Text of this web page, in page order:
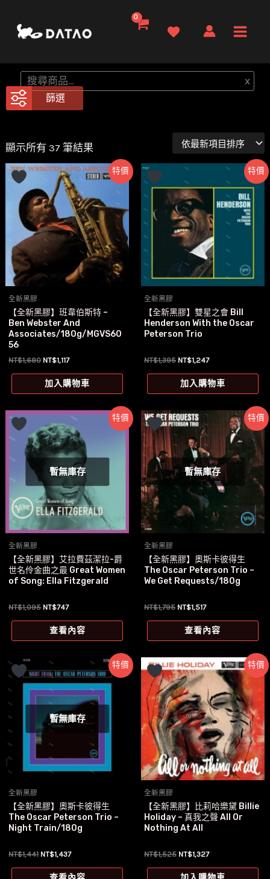
要
內
Menu
搜
尋
x
篩選
顯示所有 37 筆結果
新
項
排
序
特價
全新黑膠
【全新黑膠】班韋伯斯特 –
Ben Webster And
Associates/180g/MGVS60
56
NT$1,680 原
價
格：
NT$1,117目
價
格：
加入購物車
特價
全新黑膠
【全新黑膠】雙星之會 Bill
Henderson With the Oscar
Peterson Trio
NT$1,395 原
價
格：
NT$1,247目
價
格：
加入購物車
特價
暫無庫存
全新黑膠
【全新黑膠】艾拉費茲潔拉-爵
世名伶金曲之最 Great Women
of Song: Ella Fitzgerald
NT$1,095 原
價
格：
NT$747目
價
格：
查看內容
特價
暫無庫存
全新黑膠
【全新黑膠】奧斯卡彼得生
The Oscar Peterson Trio –
We Get Requests/180g
NT$1,795 原
格：
NT$1,517目
價
格：
查看內容
特價
暫無庫存
全新黑膠
【全新黑膠】奧斯卡彼得生
The Oscar Peterson Trio –
Night Train/180g
NT$1,441 原
NT$1,437目
價
特價
全新黑膠
【全新黑膠】比莉哈樂黛 Billie
Holiday – 真我之聲 All Or
Nothing At All
NT$1,525 原
價
NT$1,327目
價